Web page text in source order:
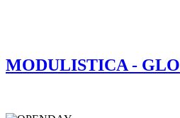
MODULISTICA - GLO